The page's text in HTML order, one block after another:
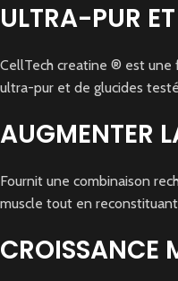
ULTRA-PUR
CellTech creatine ® est
ultra-pur et de glucides
AUGMENTER
Fournit une combinaison
muscle tout en
CROISSANCE